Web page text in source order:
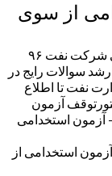
از سوی
سوالات رایج در
نفت تا اطلاع
آزمون
از سوی دیوان عدالت خبر ۲۱ آذر ۹۶ – آزمون استخدامی
آزمون استخدامی از